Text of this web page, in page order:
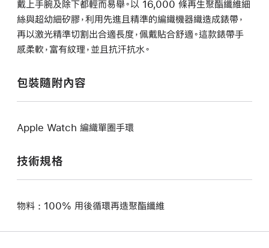
戴上手腕及除下都輕而易舉。以 16,000 條再生聚酯纖維細
絲與超幼細矽膠，利用先進且精準的編織機器織造成錶帶，
再以激光精準切割出合適長度，佩戴貼合舒適。這款錶帶手
感柔軟，富有紋理，並且抗汗抗水。
包裝隨附內容
Apple Watch 編織單圈手環
技術規格
物料 : 100% 用後循環再造聚酯纖維